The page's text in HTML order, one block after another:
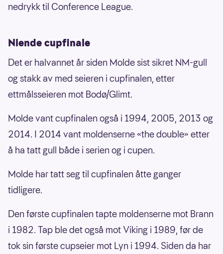
nedrykk til Conference League.
Niende cupfinale
Det er halvannet år siden Molde sist sikret NM-gull
og stakk av med seieren i cupfinalen, etter
ettmålsseieren mot Bodø/Glimt.
Molde vant cupfinalen også i 1994, 2005, 2013 og
2014. I 2014 vant moldenserne «the double» etter
å ha tatt gull både i serien og i cupen.
Molde har tatt seg til cupfinalen åtte ganger
tidligere.
Den første cupfinalen tapte moldenserne mot Brann
i 1982. Tap ble det også mot Viking i 1989, før de
tok sin første cupseier mot Lyn i 1994. Siden da har